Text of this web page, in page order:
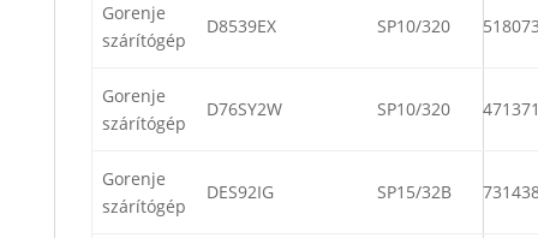
Gorenje
szárítógép
D8539EX SP10/320
Gorenje
szárítógép
D76SY2W SP10/320
Gorenje
szárítógép
DES92IG SP15/32B